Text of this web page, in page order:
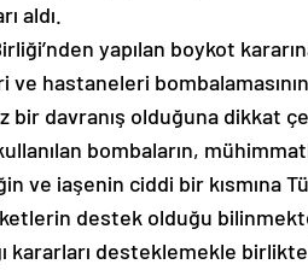
aldı.
yapılan boykot
hastaneleri
bir davranış olduğuna dikkat
bombaların,
ve iaşenin ciddi bir kısmına
destek olduğu
kararları desteklemekle